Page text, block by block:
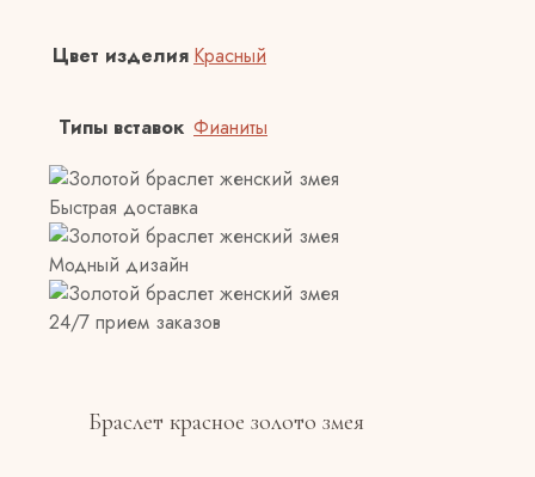
Цвет изделия Красный
Типы вставок Фианиты
Быстрая доставка
Модный дизайн
24/7 прием заказов
Браслет красное золото змея